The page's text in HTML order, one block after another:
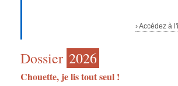
› Accédez à
Dossier 2026
Chouette, je lis tout seul !